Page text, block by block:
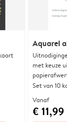
Aquarel
met keuze
Set van 10
Vanaf
€ 11,99